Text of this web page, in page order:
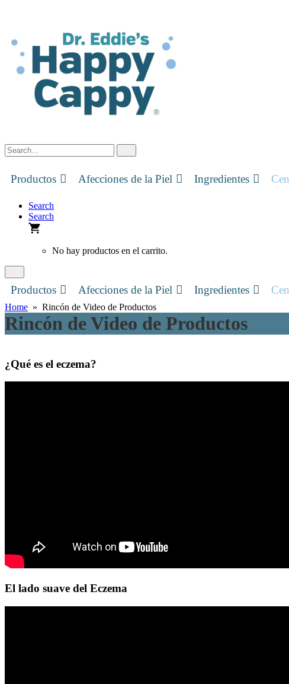
Productos Afecciones de la Piel Ingredientes
Search
Search
No hay productos en el carrito.
Productos Afecciones de la Piel Ingredientes
Home » Rincón de Video de Productos
Rincón de Video de Productos
¿Qué es el eczema?
El lado suave del Eczema